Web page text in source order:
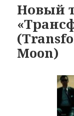
Новый
Moon)